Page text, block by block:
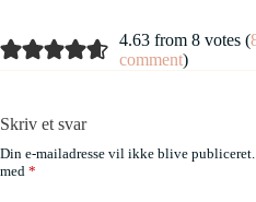
4.63 from 8 votes (
comment)
Skriv et svar
Din e-mailadresse vil ikke blive publiceret.
med *